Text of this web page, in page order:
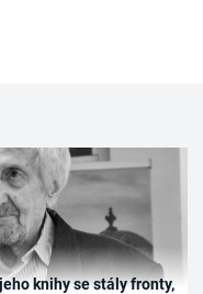
knihy se stály fronty,